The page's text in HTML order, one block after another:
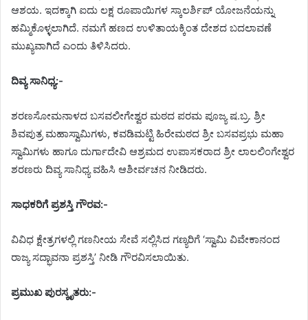
ಆಶಯ. ಇದಕ್ಕಾಗಿ ಐದು ಲಕ್ಷ ರೂಪಾಯಿಗಳ ಸ್ಕಾಲರ್ಶಿಪ್ ಯೋಜನೆಯನ್ನು
ಹಮ್ಮಿಕೊಳ್ಳಲಾಗಿದೆ. ನಮಗೆ ಹಣದ ಉಳಿತಾಯಕ್ಕಿಂತ ದೇಶದ ಬದಲಾವಣೆ
ಮುಖ್ಯವಾಗಿದೆ ಎಂದು ತಿಳಿಸಿದರು.
ದಿವ್ಯ ಸಾನಿಧ್ಯ:-
ಶರಣಸೋಮನಾಳದ ಬಸವಲೀಗೇಶ್ವರ ಮಠದ ಪರಮ ಪೂಜ್ಯ ಷ.ಬ್ರ. ಶ್ರೀ
ಶಿವಪುತ್ರ ಮಹಾಸ್ವಾಮಿಗಳು, ಕವಡಿಮಟ್ಟಿ ಹಿರೇಮಠದ ಶ್ರೀ ಬಸವಪ್ರಭು ಮಹಾ
ಸ್ವಾಮಿಗಳು ಹಾಗೂ ದುರ್ಗಾದೇವಿ ಆಶ್ರಮದ ಉಪಾಸಕರಾದ ಶ್ರೀ ಲಾಲಲಿಂಗೇಶ್ವರ
ಶರಣರು ದಿವ್ಯ ಸಾನಿಧ್ಯ ವಹಿಸಿ ಆಶೀರ್ವಚನ ನೀಡಿದರು.
ಸಾಧಕರಿಗೆ ಪ್ರಶಸ್ತಿ ಗೌರವ:-
ವಿವಿಧ ಕ್ಷೇತ್ರಗಳಲ್ಲಿ ಗಣನೀಯ ಸೇವೆ ಸಲ್ಲಿಸಿದ ಗಣ್ಯರಿಗೆ ‘ಸ್ವಾಮಿ ವಿವೇಕಾನಂದ
ರಾಜ್ಯ ಸದ್ಭಾವನಾ ಪ್ರಶಸ್ತಿ’ ನೀಡಿ ಗೌರವಿಸಲಾಯಿತು.
ಪ್ರಮುಖ ಪುರಸ್ಕೃತರು:-